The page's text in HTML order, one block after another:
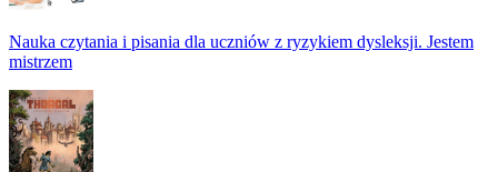
Nauka czytania i pisania dla uczniów z ryzykiem dysleksji. Jestem
mistrzem